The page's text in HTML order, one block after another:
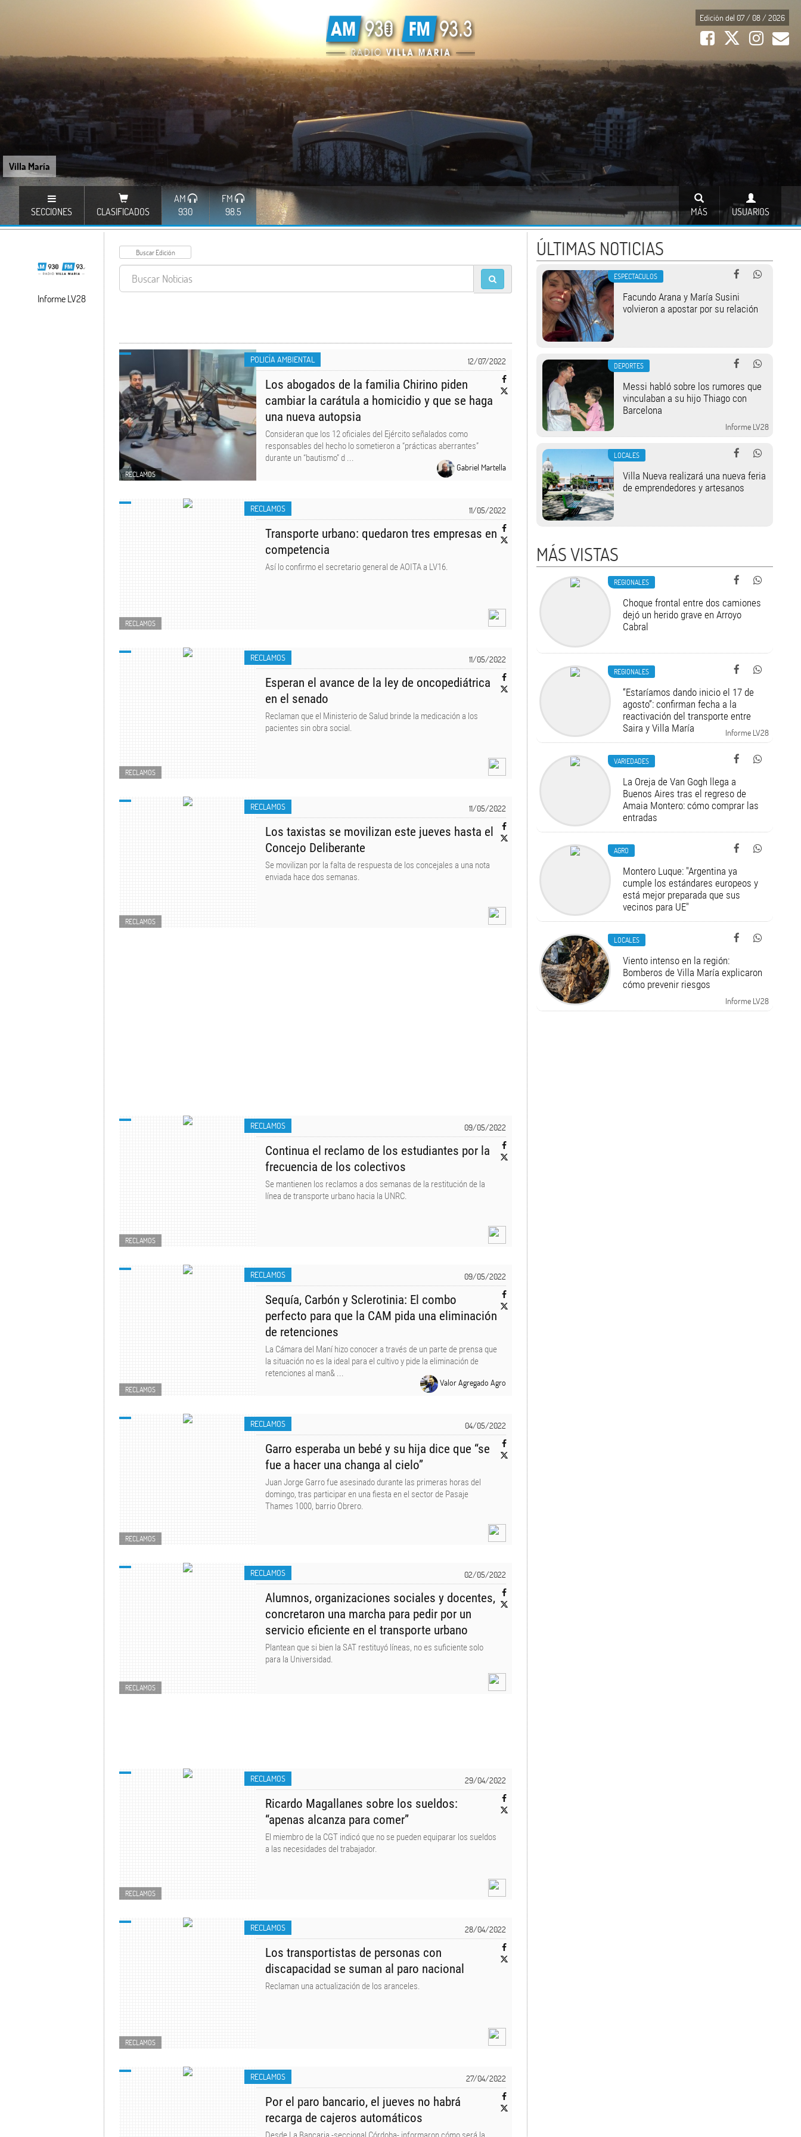
Villa María
Edición del 07 / 08 / 2026
SECCIONES CLASIFICADOS
AM
930
FM
98.5
USUARIOS
MÁS
Informe LV28
12/07/2022
POLICÍA AMBIENTAL
RECLAMOS
Los abogados de la familia Chirino piden
cambiar la carátula a homicidio y que se haga
una nueva autopsia
Consideran que los 12 oficiales del Ejército señalados como
responsables del hecho lo sometieron a “prácticas aberrantes”
durante un “bautismo” d ...
Gabriel Martella
11/05/2022
RECLAMOS
RECLAMOS
Transporte urbano: quedaron tres empresas en
competencia
Así lo confirmo el secretario general de AOITA a LV16.
11/05/2022
RECLAMOS
RECLAMOS
Esperan el avance de la ley de oncopediátrica
en el senado
Reclaman que el Ministerio de Salud brinde la medicación a los
pacientes sin obra social.
11/05/2022
RECLAMOS
RECLAMOS
Los taxistas se movilizan este jueves hasta el
Concejo Deliberante
Se movilizan por la falta de respuesta de los concejales a una nota
enviada hace dos semanas.
09/05/2022
RECLAMOS
RECLAMOS
Continua el reclamo de los estudiantes por la
frecuencia de los colectivos
Se mantienen los reclamos a dos semanas de la restitución de la
línea de transporte urbano hacia la UNRC.
09/05/2022
RECLAMOS
RECLAMOS
Sequía, Carbón y Sclerotinia: El combo
perfecto para que la CAM pida una eliminación
de retenciones
La Cámara del Maní hizo conocer a través de un parte de prensa que
la situación no es la ideal para el cultivo y pide la eliminación de
retenciones al man& ...
Valor Agregado Agro
04/05/2022
RECLAMOS
RECLAMOS
Garro esperaba un bebé y su hija dice que “se
fue a hacer una changa al cielo”
Juan Jorge Garro fue asesinado durante las primeras horas del
domingo, tras participar en una fiesta en el sector de Pasaje
Thames 1000, barrio Obrero.
02/05/2022
RECLAMOS
RECLAMOS
Alumnos, organizaciones sociales y docentes,
concretaron una marcha para pedir por un
servicio eficiente en el transporte urbano
Plantean que si bien la SAT restituyó líneas, no es suficiente solo
para la Universidad.
29/04/2022
RECLAMOS
RECLAMOS
Ricardo Magallanes sobre los sueldos:
“apenas alcanza para comer”
El miembro de la CGT indicó que no se pueden equiparar los sueldos
a las necesidades del trabajador.
28/04/2022
RECLAMOS
RECLAMOS
Los transportistas de personas con
discapacidad se suman al paro nacional
Reclaman una actualización de los aranceles.
27/04/2022
RECLAMOS
Por el paro bancario, el jueves no habrá
recarga de cajeros automáticos
ÚLTIMAS NOTICIAS
ESPECTACULOS
Facundo Arana y María Susini
volvieron a apostar por su relación
DEPORTES
Messi habló sobre los rumores que
vinculaban a su hijo Thiago con
Barcelona
Informe LV28
LOCALES
Villa Nueva realizará una nueva feria
de emprendedores y artesanos
MÁS VISTAS
REGIONALES
Choque frontal entre dos camiones
dejó un herido grave en Arroyo
Cabral
REGIONALES
“Estaríamos dando inicio el 17 de
agosto”: confirman fecha a la
reactivación del transporte entre
Saira y Villa María
Informe LV28
VARIEDADES
La Oreja de Van Gogh llega a
Buenos Aires tras el regreso de
Amaia Montero: cómo comprar las
entradas
AGRO
Montero Luque: "Argentina ya
cumple los estándares europeos y
está mejor preparada que sus
vecinos para UE"
LOCALES
Viento intenso en la región:
Bomberos de Villa María explicaron
cómo prevenir riesgos
Informe LV28